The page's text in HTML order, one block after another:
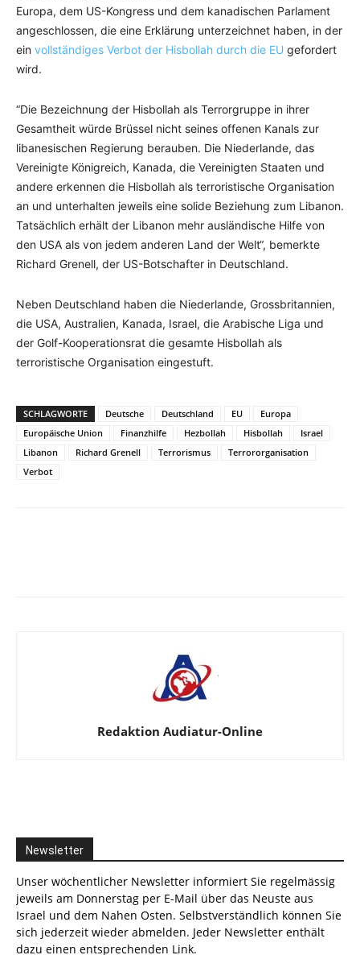
Europa, dem US-Kongress und dem kanadischen Parlament
angeschlossen, die eine Erklärung unterzeichnet haben, in der
ein vollständiges Verbot der Hisbollah durch die EU gefordert
wird.
“Die Bezeichnung der Hisbollah als Terrorgruppe in ihrer
Gesamtheit würde Brüssel nicht seines offenen Kanals zur
libanesischen Regierung berauben. Die Niederlande, das
Vereinigte Königreich, Kanada, die Vereinigten Staaten und
andere erkennen die Hisbollah als terroristische Organisation
an und unterhalten jeweils eine solide Beziehung zum Libanon.
Tatsächlich erhält der Libanon mehr ausländische Hilfe von
den USA als von jedem anderen Land der Welt“, bemerkte
Richard Grenell, der US-Botschafter in Deutschland.
Neben Deutschland haben die Niederlande, Grossbritannien,
die USA, Australien, Kanada, Israel, die Arabische Liga und
der Golf-Kooperationsrat die gesamte Hisbollah als
terroristische Organisation eingestuft.
SCHLAGWORTE Deutsche Deutschland EU
Europa
Europäische Union
Finanzhilfe Hezbollah Hisbollah
Israel
Libanon
Richard Grenell Terrorismus
Terrororganisation
Verbot
Redaktion Audiatur-Online
Newsletter
Unser wöchentlicher Newsletter informiert Sie regelmässig
jeweils am Donnerstag per E-Mail über das Neuste aus
Israel und dem Nahen Osten. Selbstverständlich können Sie
sich jederzeit wieder abmelden. Jeder Newsletter enthält
dazu einen entsprechenden Link.